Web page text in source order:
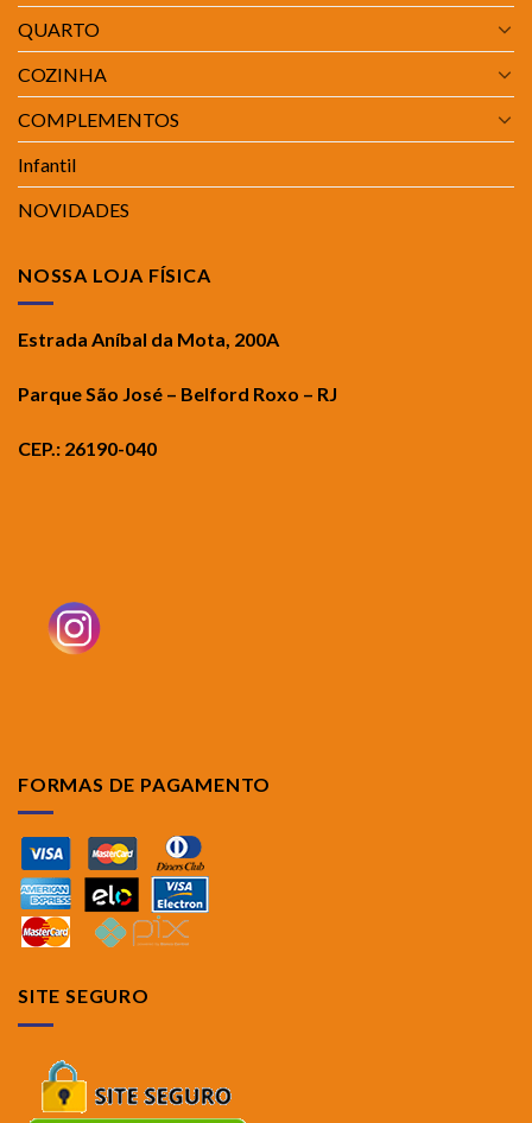
QUARTO
COZINHA
COMPLEMENTOS
Infantil
NOVIDADES
NOSSA LOJA FÍSICA
Estrada Aníbal da Mota, 200A
Parque São José – Belford Roxo – RJ
CEP.: 26190-040
FORMAS DE PAGAMENTO
SITE SEGURO